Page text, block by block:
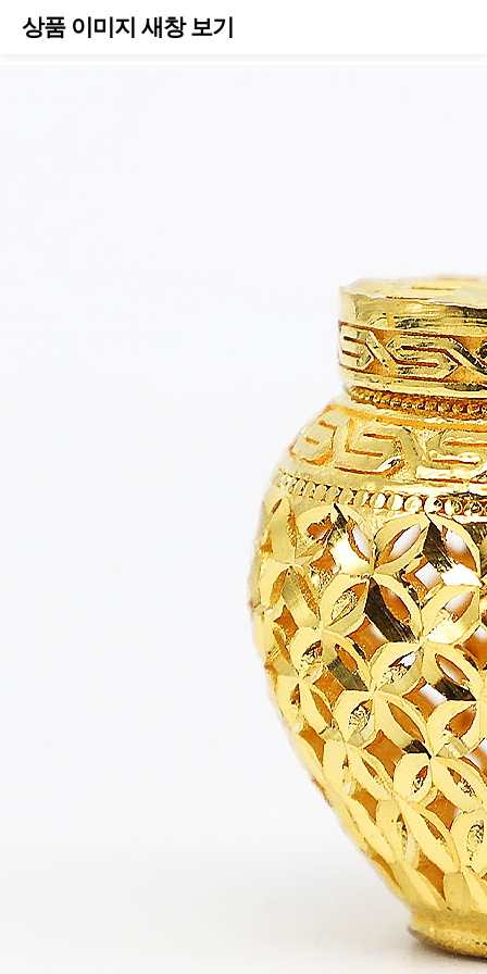
상품 이미지 새창 보기